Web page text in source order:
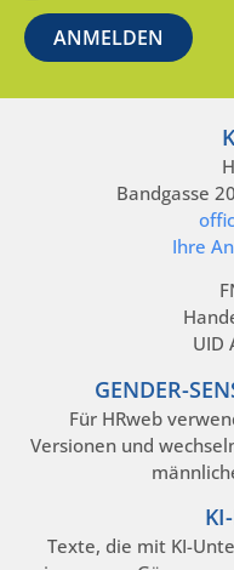
Bandgasse
Ihre
UID
GENDER-
Für HRweb
Versionen und
Texte, die mit KI-